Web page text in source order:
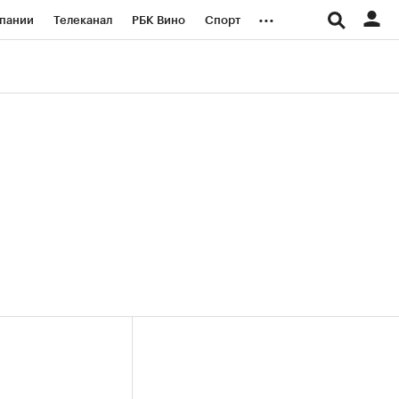
Телеканал РБК Вино Спорт ...